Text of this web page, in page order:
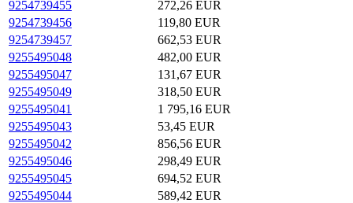
9254739455
272,26 EUR
9254739456
119,80 EUR
9254739457
662,53 EUR
9255495048
482,00 EUR
9255495047
131,67 EUR
9255495049
318,50 EUR
9255495041
1 795,16 EUR
9255495043
53,45 EUR
9255495042
856,56 EUR
9255495046
298,49 EUR
9255495045
694,52 EUR
9255495044
589,42 EUR